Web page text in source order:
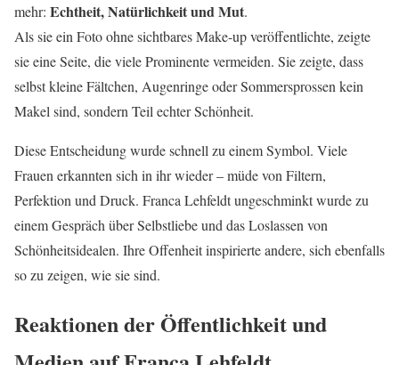
mehr: Echtheit, Natürlichkeit und Mut.
Als sie ein Foto ohne sichtbares Make-up veröffentlichte, zeigte
sie eine Seite, die viele Prominente vermeiden. Sie zeigte, dass
selbst kleine Fältchen, Augenringe oder Sommersprossen kein
Makel sind, sondern Teil echter Schönheit.
Diese Entscheidung wurde schnell zu einem Symbol. Viele
Frauen erkannten sich in ihr wieder – müde von Filtern,
Perfektion und Druck. Franca Lehfeldt ungeschminkt wurde zu
einem Gespräch über Selbstliebe und das Loslassen von
Schönheitsidealen. Ihre Offenheit inspirierte andere, sich ebenfalls
so zu zeigen, wie sie sind.
Reaktionen der Öffentlichkeit und